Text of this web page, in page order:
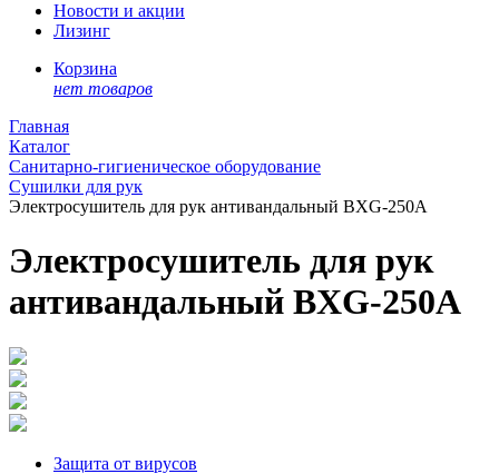
Новости и акции
Лизинг
Корзина
нет товаров
Главная
Каталог
Санитарно-гигиеническое оборудование
Сушилки для рук
Электросушитель для рук антивандальный BXG-250А
Электросушитель для рук
антивандальный BXG-250А
Защита от вирусов